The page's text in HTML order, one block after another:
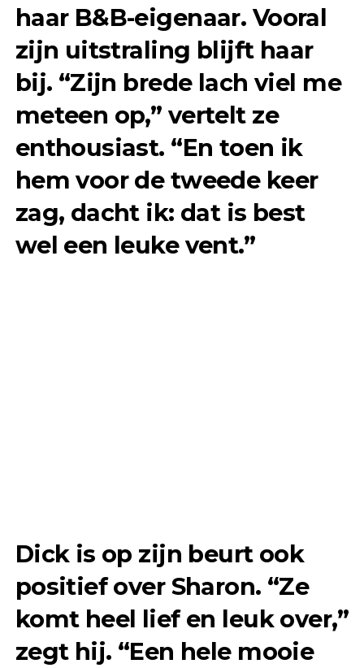
haar B&B-eigenaar. Vooral
zijn uitstraling blijft haar
bij. “Zijn brede lach viel me
meteen op,” vertelt ze
enthousiast. “En toen ik
hem voor de tweede keer
zag, dacht ik: dat is best
wel een leuke vent.”
Dick is op zijn beurt ook
positief over Sharon. “Ze
komt heel lief en leuk over,”
zegt hij. “Een hele mooie